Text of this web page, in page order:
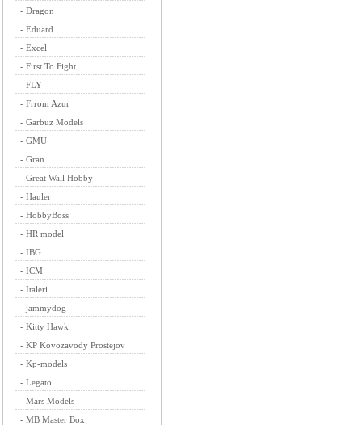
- Dragon
- Eduard
- Excel
- First To Fight
- FLY
- Frrom Azur
- Garbuz Models
- GMU
- Gran
- Great Wall Hobby
- Hauler
- HobbyBoss
- HR model
- IBG
- ICM
- Italeri
- jammydog
- Kitty Hawk
- KP Kovozavody Prostejov
- Kp-models
- Legato
- Mars Models
- MB Master Box